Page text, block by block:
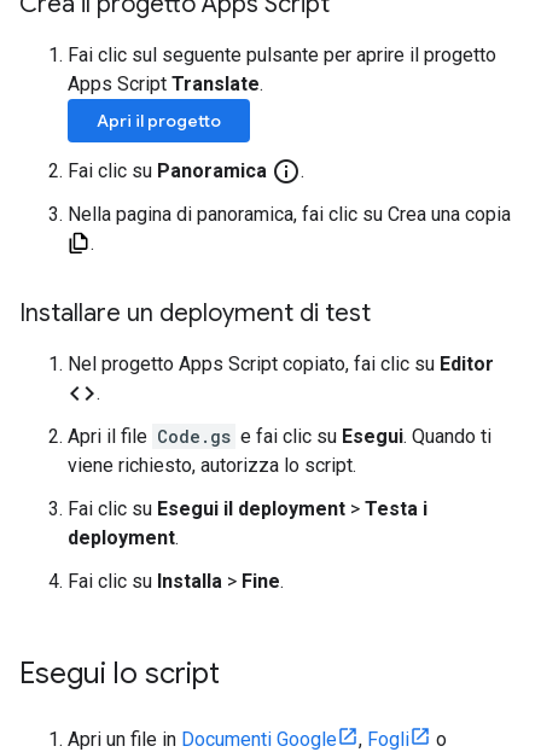
Fai clic sul seguente pulsante per aprire il progetto
Apps Script Translate.
Apri il progetto
Fai clic su Panoramica info_outline.
Nella pagina di panoramica, fai clic su Crea una copia
.
Installare un deployment di test
Nel progetto Apps Script copiato, fai clic su Editor
code.
Apri il file Code.gs e fai clic su Esegui. Quando ti
viene richiesto, autorizza lo script.
Fai clic su Esegui il deployment > Testa i
deployment.
Fai clic su Installa > Fine.
Esegui lo script
Apri un file in Documenti Google , Fogli
o